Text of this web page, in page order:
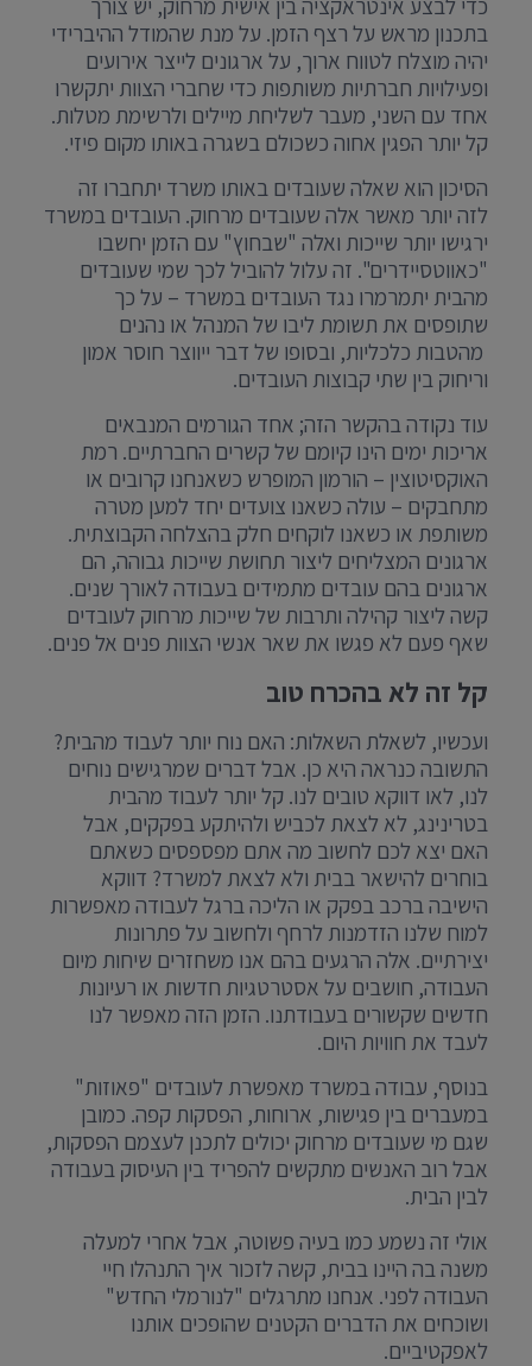
בתכנון מראש על רצף הזמן. על מנת שהמודל ההיברידי
יהיה מוצלח לטווח ארוך, על ארגונים לייצר אירועים
ופעילויות חברתיות משותפות כדי שחברי הצוות יתקשרו
אחד עם השני, מעבר לשליחת מיילים ולרשימת מטלות.
קל יותר הפגין אחוה כשכולם בשגרה באותו מקום פיזי.
הסיכון הוא שאלה שעובדים באותו משרד יתחברו זה
לזה יותר מאשר אלה שעובדים מרחוק. העובדים במשרד
ירגישו יותר שייכות ואלה "שבחוץ" עם הזמן יחשבו
"כאווטסיידרים". זה עלול להוביל לכך שמי שעובדים
מהבית יתמרמרו נגד העובדים במשרד – על כך
שתופסים את תשומת ליבו של המנהל או נהנים
מהטבות כלכליות, ובסופו של דבר ייווצר חוסר אמון
וריחוק בין שתי קבוצות העובדים.
עוד נקודה בהקשר הזה; אחד הגורמים המנבאים
אריכות ימים הינו קיומם של קשרים החברתיים. רמת
האוקסיטוצין – הורמון המופרש כשאנחנו קרובים או
מתחבקים – עולה כשאנו צועדים יחד למען מטרה
משותפת או כשאנו לוקחים חלק בהצלחה הקבוצתית.
ארגונים המצליחים ליצור תחושת שייכות גבוהה, הם
ארגונים בהם עובדים מתמידים בעבודה לאורך שנים.
קשה ליצור קהילה ותרבות של שייכות מרחוק לעובדים
שאף פעם לא פגשו את שאר אנשי הצוות פנים אל פנים.
קל זה לא בהכרח טוב
ועכשיו, לשאלת השאלות: האם נוח יותר לעבוד מהבית?
התשובה כנראה היא כן. אבל דברים שמרגישים נוחים
לנו, לאו דווקא טובים לנו. קל יותר לעבוד מהבית
בטרינינג, לא לצאת לכביש ולהיתקע בפקקים, אבל
האם יצא לכם לחשוב מה אתם מפספסים כשאתם
בוחרים להישאר בבית ולא לצאת למשרד? דווקא
הישיבה ברכב בפקק או הליכה ברגל לעבודה מאפשרות
למוח שלנו הזדמנות לרחף ולחשוב על פתרונות
יצירתיים. אלה הרגעים בהם אנו משחזרים שיחות מיום
העבודה, חושבים על אסטרטגיות חדשות או רעיונות
חדשים שקשורים בעבודתנו. הזמן הזה מאפשר לנו
לעבד את חוויות היום.
בנוסף, עבודה במשרד מאפשרת לעובדים "פאוזות"
במעברים בין פגישות, ארוחות, הפסקות קפה. כמובן
שגם מי שעובדים מרחוק יכולים לתכנן לעצמם הפסקות,
אבל רוב האנשים מתקשים להפריד בין העיסוק בעבודה
לבין הבית.
אולי זה נשמע כמו בעיה פשוטה, אבל אחרי למעלה
משנה בה היינו בבית, קשה לזכור איך התנהלו חיי
העבודה לפני. אנחנו מתרגלים "לנורמלי החדש"
ושוכחים את הדברים הקטנים שהופכים אותנו
לאפקטיביים.